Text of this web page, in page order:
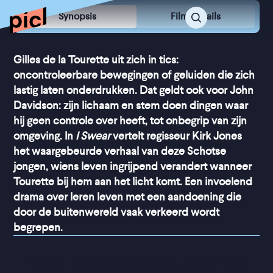
Synopsis Film Details
Gilles de la Tourette uit zich in tics:
oncontroleerbare bewegingen of geluiden die zich
lastig laten onderdrukken. Dat geldt ook voor John
Davidson: zijn lichaam en stem doen dingen waar
hij geen controle over heeft, tot onbegrip van zijn
omgeving. In I Swearvertelt regisseur Kirk Jones
het waargebeurde verhaal van deze Schotse
jongen, wiens leven ingrijpend verandert wanneer
Tourette bij hem aan het licht komt. Een invoelend
drama over leren leven met een aandoening die
door de buitenwereld vaak verkeerd wordt
begrepen.